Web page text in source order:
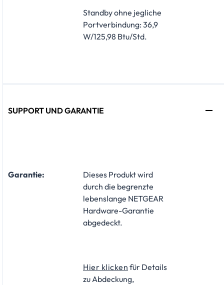
Standby ohne jegliche
Portverbindung: 36,9
W/125,98 Btu/Std.
SUPPORT UND GARANTIE
Garantie:
​Dieses Produkt wird
durch die begrenzte
lebenslange NETGEAR
Hardware-Garantie
abgedeckt.
Hier klicken für Details
zu Abdeckung,